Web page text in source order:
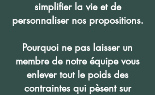
simplifier la vie et de
personnaliser nos propositions.
Pourquoi ne pas laisser un
membre de notre équipe vous
enlever tout le poids des
contraintes qui pèsent sur